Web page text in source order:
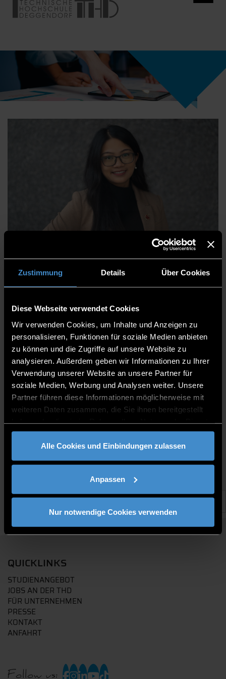
Zustimmung Details Über Cookies
Diese Webseite verwendet Cookies
Wir verwenden Cookies, um Inhalte und Anzeigen zu
personalisieren, Funktionen für soziale Medien anbieten
zu können und die Zugriffe auf unsere Website zu
analysieren. Außerdem geben wir Informationen zu Ihrer
Verwendung unserer Website an unsere Partner für
soziale Medien, Werbung und Analysen weiter. Unsere
Partner führen diese Informationen möglicherweise mit
weiteren Daten zusammen, die Sie ihnen bereitgestellt
gesammelt haben.
Alle Cookies und Einbindungen zulassen
Anpassen
Nur notwendige Cookies verwenden
Myat Marlar Khin, M.Sc.
Kommunikation & Marketing
Student Recruitment
Mitarbeiterin
B 203
0991/3615-8241
QUICKLINKS
STUDIENANGEBOT
JOBS AN DER THD
FÜR UNTERNEHMEN
PRESSE
KONTAKT
ANFAHRT
Follow us: